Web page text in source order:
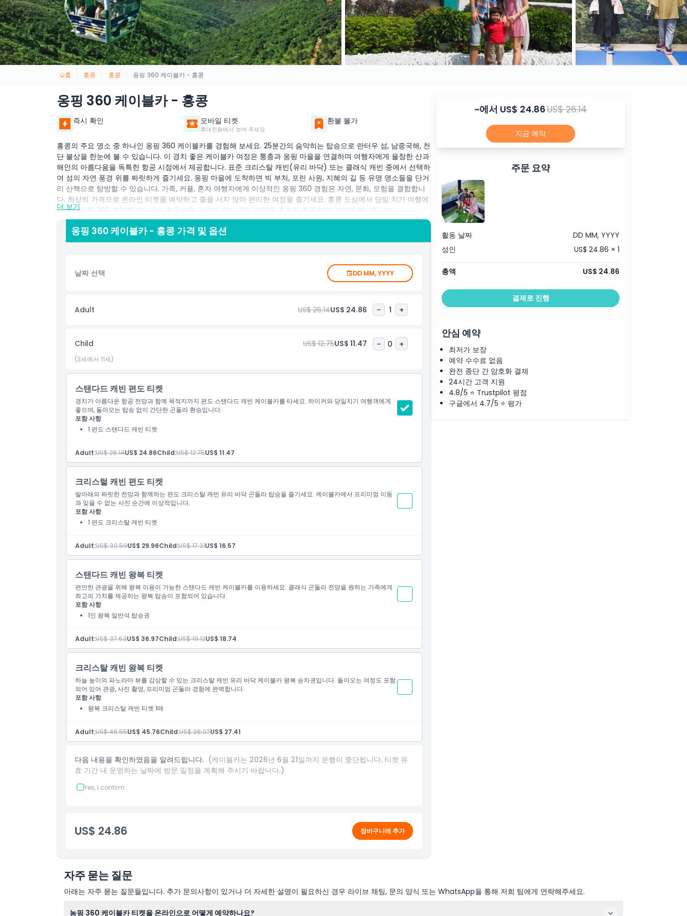
홈 홍콩 홍콩 옹핑 360 케이블카 - 홍콩
옹핑 360 케이블카 - 홍콩
즉시 확인 모바일 티켓
휴대전화에서 보여 주세요
환불 불가
홍콩의 주요 명소 중 하나인 옹핑 360 케이블카를 경험해 보세요. 25분간의 숨막히는 탑승으로 란터우 섬, 남중국해, 천
단 불상을 한눈에 볼 수 있습니다. 이 경치 좋은 케이블카 여정은 퉁충과 옹핑 마을을 연결하며 여행자에게 울창한 산과
해안의 아름다움을 독특한 항공 시점에서 제공합니다. 표준 크리스탈 캐빈(유리 바닥) 또는 클래식 캐빈 중에서 선택하
여 섬의 자연 풍경 위를 짜릿하게 즐기세요. 옹핑 마을에 도착하면 빅 부처, 포린 사원, 지혜의 길 등 유명 명소들을 단거
리 산책으로 탐방할 수 있습니다. 가족, 커플, 혼자 여행자에게 이상적인 옹핑 360 경험은 자연, 문화, 모험을 결합합니
다. 최상의 가격으로 온라인 티켓을 예약하고 줄을 서지 않아 편리한 여정을 즐기세요. 홍콩 도심에서 당일 치기 여행에
완벽한 옹핑 360 케이블카는 필수 활동으로, 관광과 잊지 못할 전망을 혼합한 홍콩 여행 일정의 핵심입니다.
하이라이트
포함 사항
위치
취소 정책
더 보기
옹핑 360 케이블카 - 홍콩 가격 및 옵션
날짜 선택 DD MM, YYYY
Adult US$ 26.14US$ 24.86 - 1 +
Child US$ 12.75US$ 11.47 - 0 +
(3세에서 11세)
스탠다드 캐빈 편도 티켓
경치가 아름다운 항공 전망과 함께 목적지까지 편도 스탠다드 캐빈 케이블카를 타세요. 하이커와 당일치기 여행객에게
좋으며, 돌아오는 탑승 없이 간단한 곤돌라 환승입니다.
포함 사항
1 편도 스탠다드 캐빈 티켓
Adult:US$ 26.14US$ 24.86Child:US$ 12.75US$ 11.47
크리스털 캐빈 편도 티켓
발아래의 짜릿한 전망과 함께하는 편도 크리스탈 캐빈 유리 바닥 곤돌라 탑승을 즐기세요. 케이블카에서 프리미엄 이동
과 잊을 수 없는 사진 순간에 이상적입니다.
포함 사항
1 편도 크리스탈 캐빈 티켓
Adult:US$ 30.59US$ 29.96Child:US$ 17.21US$ 16.57
스탠다드 캐빈 왕복 티켓
편안한 관광을 위해 왕복 이용이 가능한 스탠다드 캐빈 케이블카를 이용하세요. 클래식 곤돌라 전망을 원하는 가족에게
최고의 가치를 제공하는 왕복 탑승이 포함되어 있습니다.
포함 사항
1인 왕복 일반석 탑승권
Adult:US$ 37.63US$ 36.97Child:US$ 19.12US$ 18.74
크리스탈 캐빈 왕복 티켓
하늘 높이의 파노라마 뷰를 감상할 수 있는 크리스탈 캐빈 유리 바닥 케이블카 왕복 승차권입니다. 돌아오는 여정도 포함
되어 있어 관광, 사진 촬영, 프리미엄 곤돌라 경험에 완벽합니다.
포함 사항
왕복 크리스탈 캐빈 티켓 1매
Adult:US$ 46.55US$ 45.76Child:US$ 28.07US$ 27.41
다음 내용을 확인하였음을 알려드립니다. (케이블카는 2026년 6월 21일까지 운행이 중단됩니다. 티켓 유
효 기간 내 운영하는 날짜에 방문 일정을 계획해 주시기 바랍니다.)
Yes, I confirm
US$ 24.86 장바구니에 추가
~에서 US$ 24.86US$ 26.14
지금 예약
주문 요약
활동 날짜
DD MM, YYYY
성인
US$ 24.86 × 1
총액 US$ 24.86
결제로 진행
안심 예약
최저가 보장
예약 수수료 없음
완전 종단 간 암호화 결제
24시간 고객 지원
4.8/5 ⭐ Trustpilot 평점
구글에서 4.7/5 ⭐ 평가
자주 묻는 질문
아래는 자주 묻는 질문들입니다. 추가 문의사항이 있거나 더 자세한 설명이 필요하신 경우 라이브 채팅, 문의 양식 또는 WhatsApp을 통해 저희 팀에게 연락해주세요.
농핑 360 케이블카 티켓을 온라인으로 어떻게 예약하나요?